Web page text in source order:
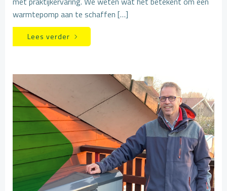
warmtepomp aan te schaffen […]
Lees verder